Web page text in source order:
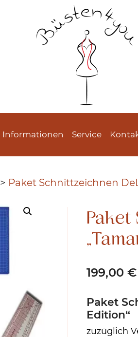
Informationen Service
> Paket Schnittzeichnen
Paket
199,00 €
Paket
Edition“
zuzüglich